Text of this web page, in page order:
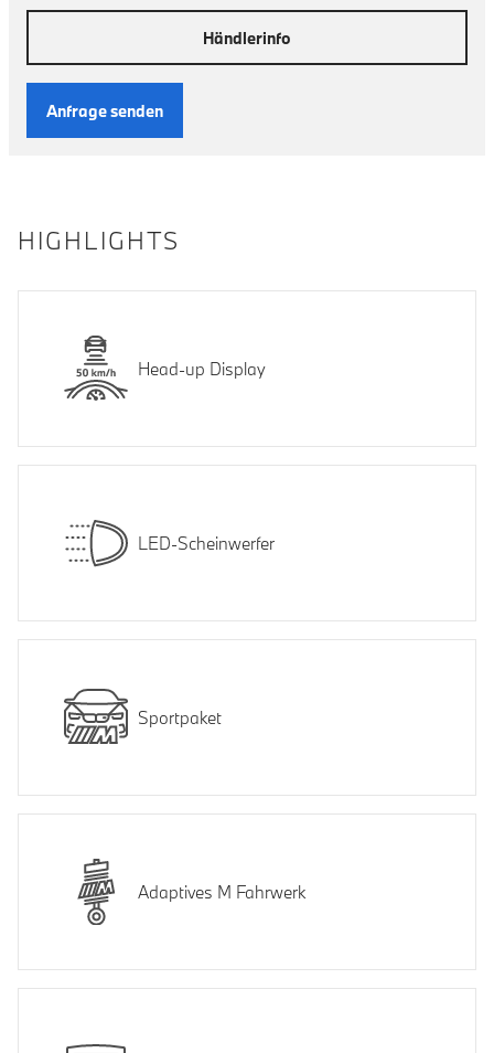
Händlerinfo
Anfrage senden
HIGHLIGHTS
Head-up Display
LED-Scheinwerfer
Sportpaket
Adaptives M Fahrwerk